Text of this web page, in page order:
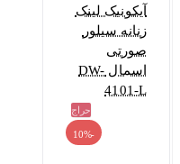
حراج
-10%